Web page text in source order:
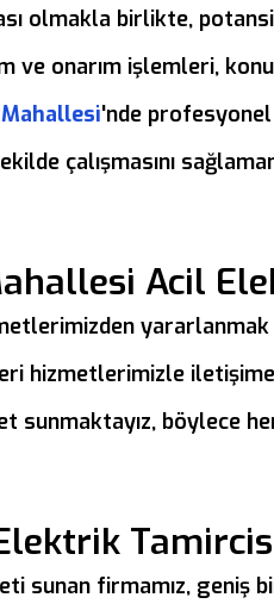
olmakla birlikte,
ve onarım işlemleri,
Mahallesi'nde
çalışmasını
Acil
hizmetlerimizle
sunmaktayız, böylece
sunan firmamız, geniş